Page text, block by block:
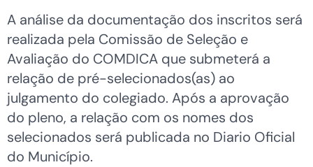
A análise da documentação dos inscritos será
realizada pela Comissão de Seleção e
Avaliação do COMDICA que submeterá a
relação de pré-selecionados(as) ao
julgamento do colegiado. Após a aprovação
do pleno, a relação com os nomes dos
selecionados será publicada no Diario Oficial
do Município.